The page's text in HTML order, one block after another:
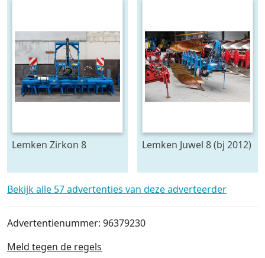
Lemken Zirkon 8 Lemken Juwel 8 (bj 2012)
Bekijk alle 57 advertenties van deze adverteerder
Advertentienummer: 96379230
Meld tegen de regels